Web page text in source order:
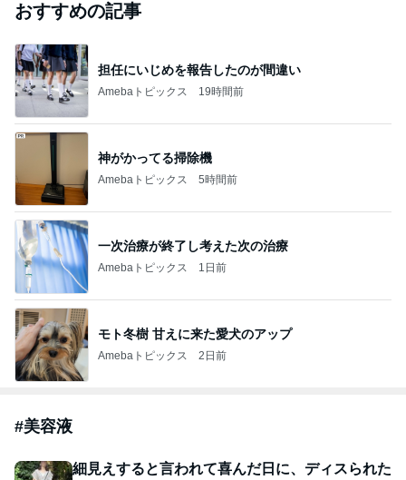
おすすめの記事
担任にいじめを報告したのが間違い
Amebaトピックス 19時間前
神がかってる掃除機
Amebaトピックス 5時間前
一次治療が終了し考えた次の治療
Amebaトピックス 1日前
モト冬樹 甘えに来た愛犬のアップ
Amebaトピックス 2日前
#美容液
細見えすると言われて喜んだ日に、ディスられた